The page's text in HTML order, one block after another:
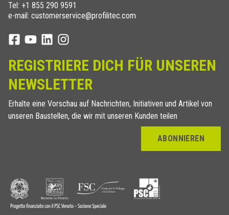
Tel: +1 855 290 9591
e-mail: customerservice@profilitec.com
REGISTRIERE DICH FÜR UNSEREN
NEWSLETTER
Erhalte eine Vorschau auf Nachrichten, Initiativen und Artikel von
unseren Baustellen, die wir mit unseren Kunden teilen
ABONNIEREN